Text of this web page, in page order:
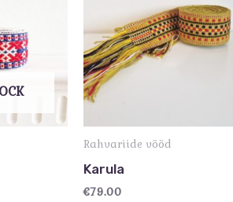
Rahvariide vööd
Karula
€79.00